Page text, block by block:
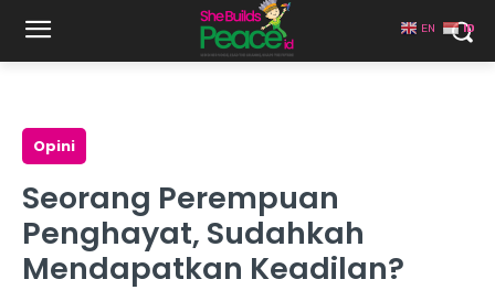
Opini
Seorang Perempuan
Penghayat, Sudahkah
Mendapatkan Keadilan?
EN ID